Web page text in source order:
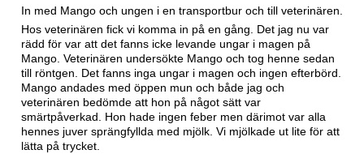
In med Mango och ungen i en transportbur och till veterinären.
Hos veterinären fick vi komma in på en gång. Det jag nu var
rädd för var att det fanns icke levande ungar i magen på
Mango. Veterinären undersökte Mango och tog henne sedan
till röntgen. Det fanns inga ungar i magen och ingen efterbörd.
Mango andades med öppen mun och både jag och
veterinären bedömde att hon på något sätt var
smärtpåverkad. Hon hade ingen feber men därimot var alla
hennes juver sprängfyllda med mjölk. Vi mjölkade ut lite för att
lätta på trycket.